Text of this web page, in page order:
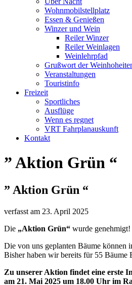
Wohnmobilstellplatz
Essen & Genießen
Winzer und Wein
Reiler Winzer
Reiler Weinlagen
Weinlehrpfad
Grußwort der
Veranstaltungen
Touristinfo
Freizeit
Sportliches
Ausflüge
Wenn es regnet
VRT Fahrplanauskunft
Kontakt
” Aktion Grün “
” Aktion Grün “
verfasst am 23. April 2025
Die „Aktion Grün“ wurde genehmigt!
Die von uns geplanten Bäume können
Bisher haben wir bereits für 55 Bäume
Zu unserer Aktion findet eine erste
am 21. Mai 2025 um 18.00 Uhr im